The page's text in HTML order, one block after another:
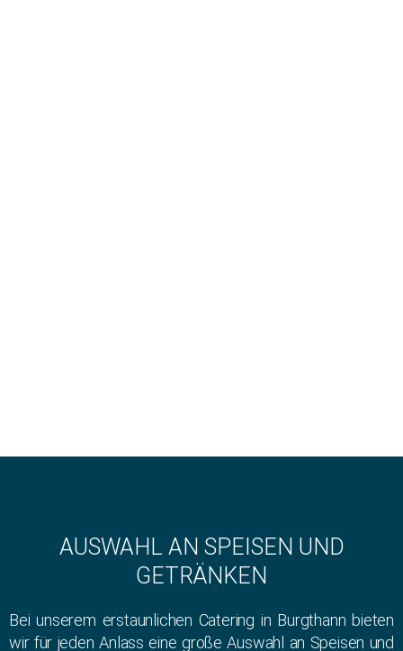
AUSWAHL AN SPEISEN UND
GETRÄNKEN
Bei unserem erstaunlichen Catering in Burgthann bieten
wir für jeden Anlass eine große Auswahl an Speisen und